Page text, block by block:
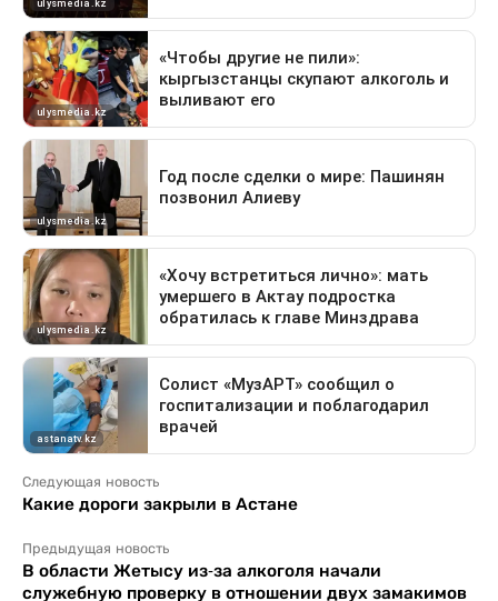
Следующая новость
Какие дороги закрыли в Астане
Предыдущая новость
В области Жетысу из-за алкоголя начали
служебную проверку в отношении двух замакимов